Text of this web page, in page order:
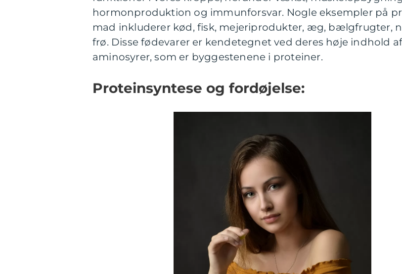
hormonproduktion og immunforsvar. Nogle eksempler på
mad inkluderer kød, fisk, mejeriprodukter, æg, bælgfrugter,
frø. Disse fødevarer er kendetegnet ved deres høje indhold
aminosyrer, som er byggestenene i proteiner.
Proteinsyntese og fordøjelse: